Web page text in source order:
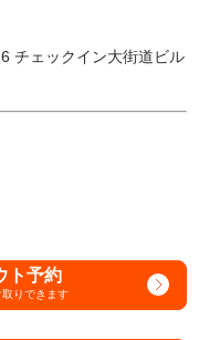
チェックイン大街道ビル
ト予約
りできます